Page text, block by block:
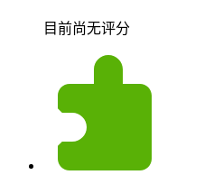
目前尚无评分